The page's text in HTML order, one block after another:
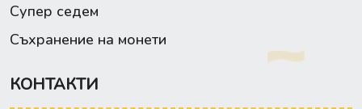
Супер седем
Съхранение на монети
КОНТАКТИ